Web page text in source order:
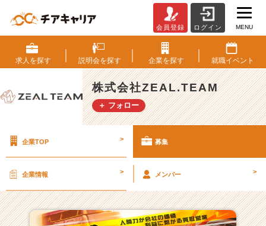
式
会
社
Z
E
A
A
採
用/
求
会員登録 ログイン MENU
求人を探す 説明会を探す 企業を探す 就職イベント
株式会社ZEAL.TEAM
＋ フォロー
企業TOP > 募集
企業情報 > メンバー >